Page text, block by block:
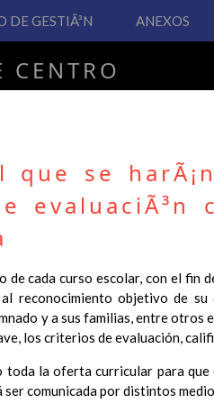
DE GESTIÃ³N ANEXOS
CENTRO
por el que se establece
de nuestro Plan de
se harÃ¡n
evaluaciÃ³n
cada curso escolar, con el fin
reconocimiento objetivo de su
y a sus familias, entre otros
los criterios de evaluación,
la oferta curricular para que
comunicada por distintos